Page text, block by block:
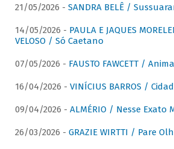
21/05/2026 - SANDRA BELÊ /
14/05/2026 - PAULA E JAQUES
VELOSO / Só Caetano
07/05/2026 - FAUSTO FAWCETT /
16/04/2026 - VINÍCIUS BARROS /
09/04/2026 - ALMÉRIO / Nesse Exato
26/03/2026 - GRAZIE WIRTTI / Pare